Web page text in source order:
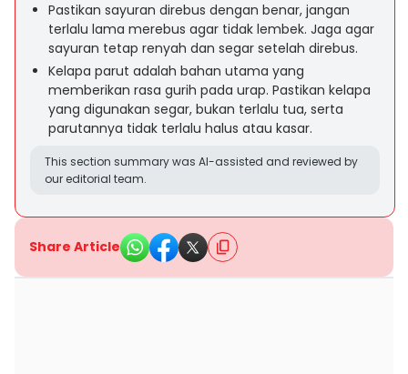
Pastikan sayuran direbus dengan benar, jangan
terlalu lama merebus agar tidak lembek. Jaga agar
sayuran tetap renyah dan segar setelah direbus.
Kelapa parut adalah bahan utama yang
memberikan rasa gurih pada urap. Pastikan kelapa
yang digunakan segar, bukan terlalu tua, serta
parutannya tidak terlalu halus atau kasar.
This section summary was AI-assisted and reviewed by
our editorial team.
Share Article